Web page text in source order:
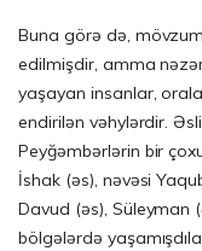
Buna görə də,
edilmişdir, amma
yaşayan insanlar,
endirilən vəhylərdir.
Peyğəmbərlərin bir
İshak (əs), nəvəsi
Davud (əs), Süleyman
bölgələrdə